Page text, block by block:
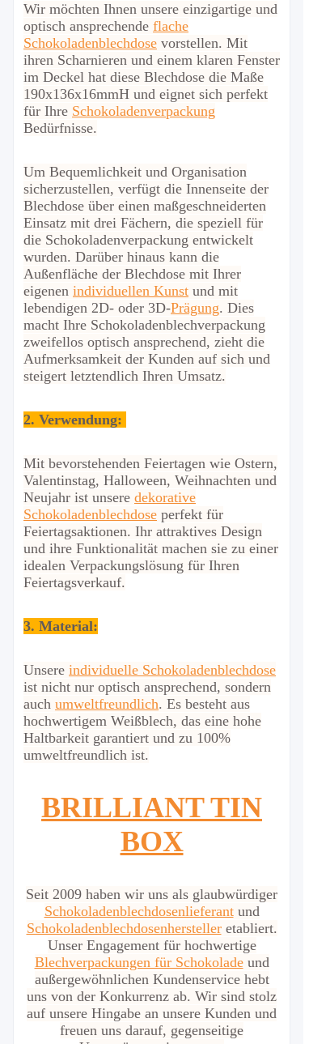
Wir möchten Ihnen unsere einzigartige und
optisch ansprechende flache
Schokoladenblechdose vorstellen. Mit
ihren Scharnieren und einem klaren Fenster
im Deckel hat diese Blechdose die Maße
190x136x16mmH und eignet sich perfekt
für Ihre Schokoladenverpackung
Bedürfnisse.
Um Bequemlichkeit und Organisation
sicherzustellen, verfügt die Innenseite der
Blechdose über einen maßgeschneiderten
Einsatz mit drei Fächern, die speziell für
die Schokoladenverpackung entwickelt
wurden. Darüber hinaus kann die
Außenfläche der Blechdose mit Ihrer
eigenen individuellen Kunst und mit
lebendigen 2D- oder 3D-Prägung. Dies
macht Ihre Schokoladenblechverpackung
zweifellos optisch ansprechend, zieht die
Aufmerksamkeit der Kunden auf sich und
steigert letztendlich Ihren Umsatz.
2. Verwendung:
Mit bevorstehenden Feiertagen wie Ostern,
Valentinstag, Halloween, Weihnachten und
Neujahr ist unsere dekorative
Schokoladenblechdose perfekt für
Feiertagsaktionen. Ihr attraktives Design
und ihre Funktionalität machen sie zu einer
idealen Verpackungslösung für Ihren
Feiertagsverkauf.
3. Material:
Unsere individuelle Schokoladenblechdose
ist nicht nur optisch ansprechend, sondern
auch umweltfreundlich. Es besteht aus
hochwertigem Weißblech, das eine hohe
Haltbarkeit garantiert und zu 100%
umweltfreundlich ist.
BRILLIANT TIN
BOX
Seit 2009 haben wir uns als glaubwürdiger
Schokoladenblechdosenlieferantund
Schokoladenblechdosenherstelleretabliert.
Unser Engagement für hochwertige
Blechverpackungen für Schokoladeund
außergewöhnlichen Kundenservice hebt
uns von der Konkurrenz ab. Wir sind stolz
auf unsere Hingabe an unsere Kunden und
freuen uns darauf, gegenseitige